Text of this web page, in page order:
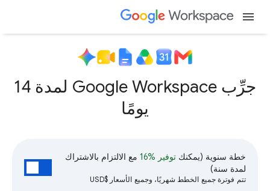
menu
جرِّب Google Workspace لمدة 14
يومًا
خطة سنوية (يمكنك توفير %16
مع الالتزام بالاشتراك
لمدة سنة)
تتم فوترة جميع الخطط شهريًا، وجميع الأسعار $USD